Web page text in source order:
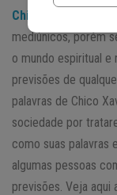
Chico Xavier
mediúnicos, porém
o mundo espiritual e
previsões de
palavras de Chico
sociedade por
como suas palavras
algumas pessoas
previsões. Veja aqui